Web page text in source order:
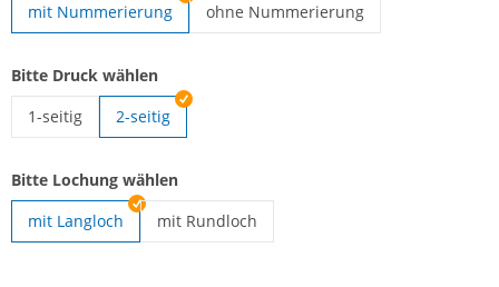
mit Nummerierung
ohne Nummerierung
Bitte Druck wählen
1-seitig
2-seitig
Bitte Lochung wählen
mit Langloch
mit Rundloch